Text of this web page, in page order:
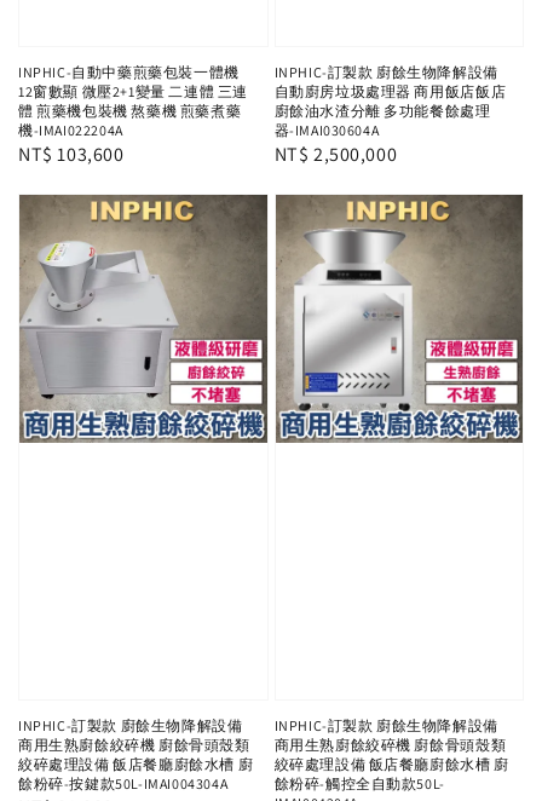
INPHIC-自動中藥煎藥包裝一體機
12窗數顯 微壓2+1變量 二連體 三連
體 煎藥機包裝機 熬藥機 煎藥煮藥
機-IMAI022204A
Regular
NT$ 103,600
INPHIC-訂製款 廚餘生物降解設備
自動廚房垃圾處理器 商用飯店飯店
廚餘油水渣分離 多功能餐餘處理
器-IMAI030604A
Regular
NT$ 2,500,000
INPHIC-訂製款 廚餘生物降解設備
商用生熟廚餘絞碎機 廚餘骨頭殼類
絞碎處理設備 飯店餐廳廚餘水槽 廚
餘粉碎-按鍵款50L-IMAI004304A
INPHIC-訂製款 廚餘生物降解設備
商用生熟廚餘絞碎機 廚餘骨頭殼類
絞碎處理設備 飯店餐廳廚餘水槽 廚
餘粉碎-觸控全自動款50L-